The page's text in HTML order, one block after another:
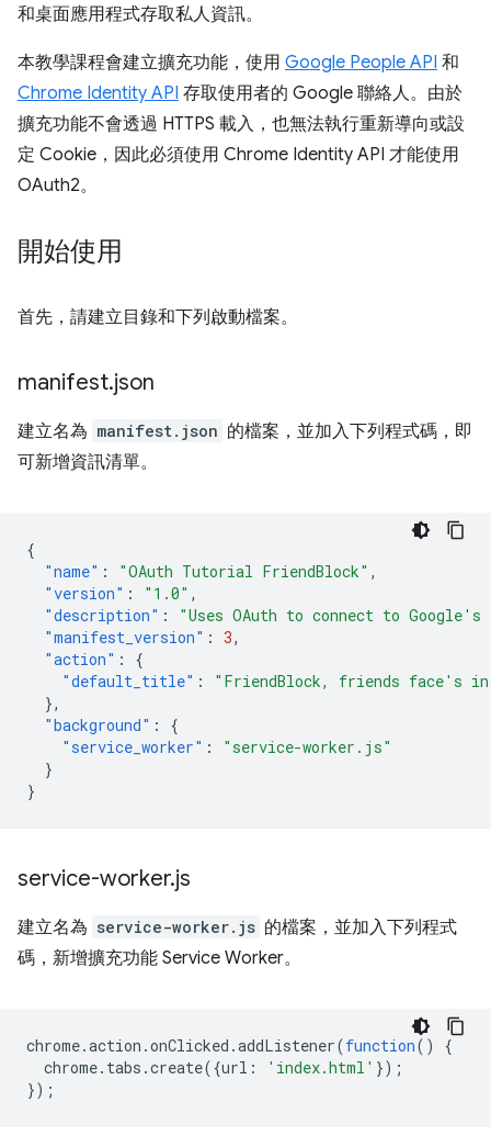
和桌面應用程式存取私人資訊。
本教學課程會建立擴充功能，使用 Google People API 和
Chrome Identity API 存取使用者的 Google 聯絡人。由於
擴充功能不會透過 HTTPS 載入，也無法執行重新導向或設
定 Cookie，因此必須使用 Chrome Identity API 才能使用
OAuth2。
開始使用
首先，請建立目錄和下列啟動檔案。
manifest.json
建立名為 manifest.json 的檔案，並加入下列程式碼，即
可新增資訊清單。
{
"name" : "OAuth Tutorial FriendBlock" ,
"version" : "1.0" ,
"description" :
"Uses OAuth to connect to
"manifest_version" : 3,
"action" :
{
"default_title" :
"FriendBlock, friends face's
},
"background" :
{
"service_worker" :
"service-worker.js"
}
}
service-worker.js
建立名為 service-worker.js 的檔案，並加入下列程式
碼，新增擴充功能 Service Worker。
chrome.action .onClicked .addListener(function()
{
chrome. tabs .create({url : 'index.html' });
});